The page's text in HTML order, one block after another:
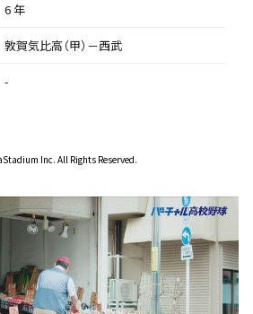
6 年
敦賀気比高（甲）－西武
-
Inc. All Rights Reserved.